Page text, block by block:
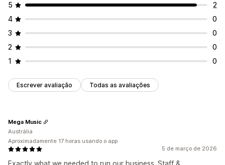
5
2
4
0
3
0
2
0
1
0
Escrever avaliação Todas as avaliações
5 de março de 2026
Mega Music
Austrália
Aproximadamente 17 horas usando o app